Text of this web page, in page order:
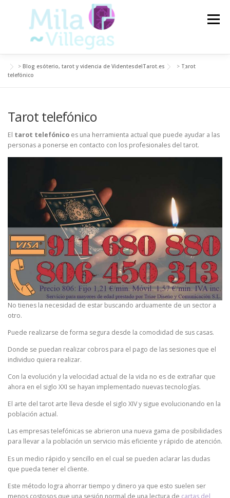
contenido
Menú
VIDENTES DEL TAROT
CARTAS DEL TAROT
> Blog esóterio, tarot y videncia de VidentesdelTarot.es > Tarot
telefónico
Tarot telefónico
El tarot telefónico es una herramienta actual que puede ayudar a las
personas a ponerse en contacto con los profesionales del tarot.
No tienes la necesidad de estar buscando arduamente de un sector a
otro.
Puede realizarse de forma segura desde la comodidad de sus casas.
Donde se puedan realizar cobros para el pago de las sesiones que el
individuo quiera realizar.
Con la evolución y la velocidad actual de la vida no es de extrañar que
ahora en el siglo XXI se hayan implementado nuevas tecnologías.
El arte del tarot arte lleva desde el siglo XIV y sigue evolucionando en la
población actual.
Las empresas telefónicas se abrieron una nueva gama de posibilidades
para llevar a la población un servicio más eficiente y rápido de atención.
Es un medio rápido y sencillo en el cual se pueden aclarar las dudas
que pueda tener el cliente.
Este método logra ahorrar tiempo y dinero ya que esto suelen ser
menos costosos que una sesión normal de una lectura de cartas del